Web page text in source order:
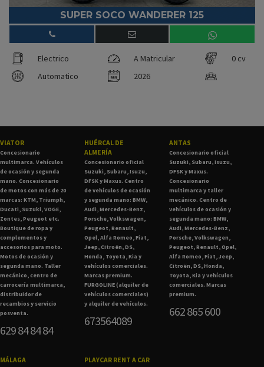
SUPER SOCO WANDERER 125
Electrico A Matricular
0 cv
Automatico
2026
VIATOR
Concesionario
multimarca. Vehículos
de ocasión y segunda
mano. Concesionario
de motos con más de 20
marcas: KTM, Triumph,
Ducati, Suzuki, VOGE,
Zontes, Peugeot etc.
Boutique de ropa y
complementos y
accesorios para moto.
Motos de ocasión y
segunda mano. Taller
mecánico, centro de
carrocería multimarca,
distribuidor de
recambios y servicio
posventa.
629 84 84 84
HUÉRCAL DE
ALMERÍA
Concesionario oficial
Suzuki, Subaru, Isuzu,
DFSK y Maxus. Centro
de vehículos de ocasión
y segunda mano: BMW,
Audi, Mercedes-Benz,
Porsche, Volkswagen,
Peugeot, Renault,
Opel, Alfa Romeo, Fiat,
Jeep, Citroën, DS,
Honda, Toyota, Kia y
vehículos comerciales.
Marcas premium.
FURGOLINE (alquiler de
vehículos comerciales)
y alquiler de vehículos.
673564089
ANTAS
Concesionario oficial
Suzuki, Subaru, Isuzu,
DFSK y Maxus.
Concesionario
multimarca y taller
mecánico. Centro de
vehículos de ocasión y
segunda mano: BMW,
Audi, Mercedes-Benz,
Porsche, Volkswagen,
Peugeot, Renault, Opel,
Alfa Romeo, Fiat, Jeep,
Citroën, DS, Honda,
Toyota, Kia y vehículos
comerciales. Marcas
premium.
662 865 600
MÁLAGA PLAYCAR RENT A CAR